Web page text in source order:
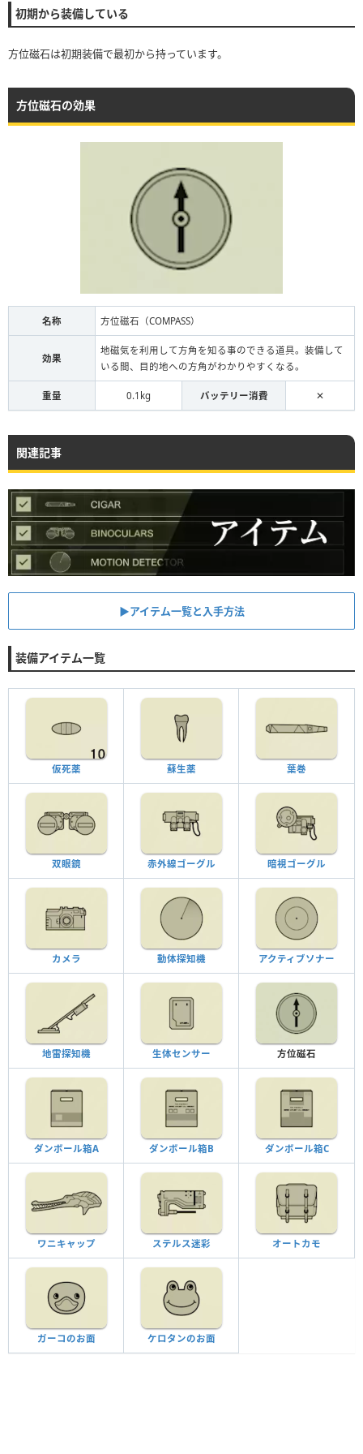
初期から装備している
方位磁石は初期装備で最初から持っています。
方位磁石の効果
名称 方位磁石（COMPASS）
効果
地磁気を利用して方角を知る事のできる道具。装備して
いる間、目的地への方角がわかりやすくなる。
重量 0.1kg バッテリー消費 ✕
関連記事
▶︎アイテム一覧と入手方法
装備アイテム一覧
仮死薬 蘇生薬 葉巻
双眼鏡 赤外線ゴーグル 暗視ゴーグル
カメラ 動体探知機 アクティブソナー
地雷探知機 生体センサー 方位磁石
ダンボール箱A ダンボール箱B ダンボール箱C
ワニキャップ ステルス迷彩 オートカモ
ガーコのお面 ケロタンのお面